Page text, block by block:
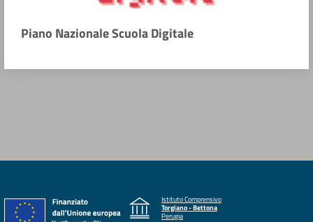
Piano Nazionale Scuola Digitale
Istituto Comprensivo
Torgiano - Bettona
Perugia